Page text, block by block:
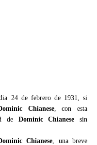
24 de febrero de 1931, si
Chianese, con esta
de Dominic Chianese sin
Chianese, una breve